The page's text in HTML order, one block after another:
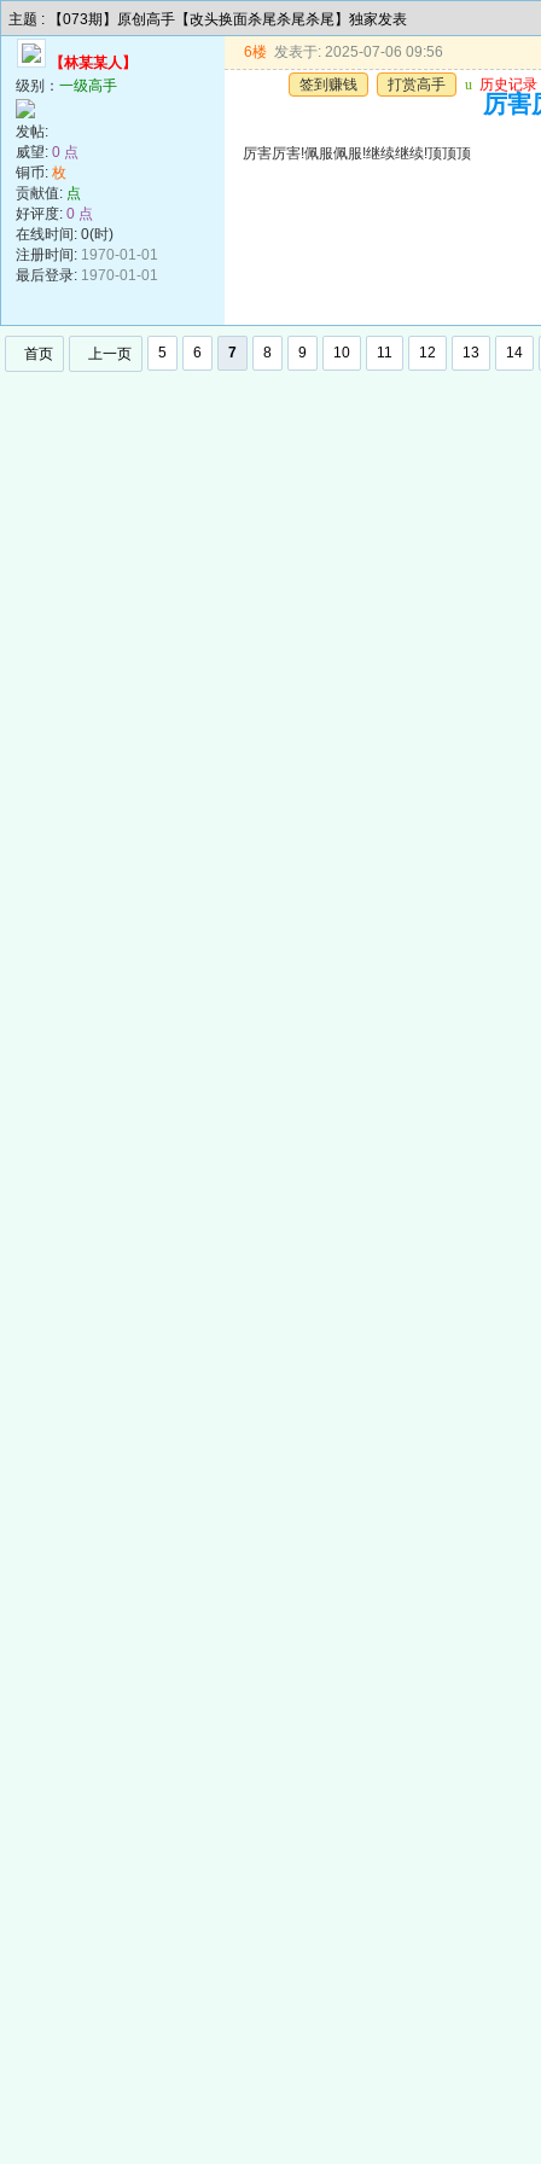
主题 : 【073期】原创高手【改头换面杀尾杀尾杀尾】独家发表
【林某某人】
级别： 一级高手
发帖:
威望: 0 点
铜币: 枚
贡献值: 点
好评度: 0 点
在线时间: 0(时)
注册时间: 1970-01-01
最后登录: 1970-01-01
6楼 发表于: 2025-07-06 09:56
签到赚钱
打赏高手 u 历史记录
厉害
厉害厉害!佩服佩服!继续继续!顶顶顶
首页 上一页 5 6 7 8 9 10 11 12 13 14